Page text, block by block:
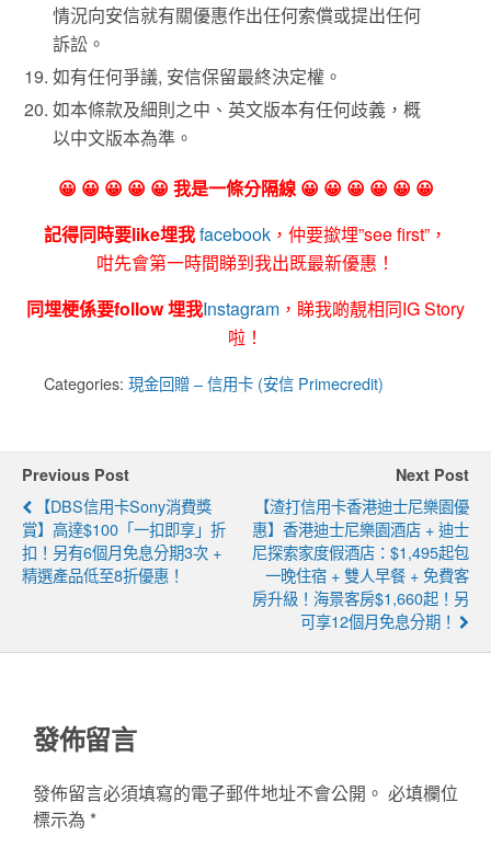
情況向安信就有關優惠作出任何索償或提出任何
訴訟。
如有任何爭議, 安信保留最終決定權。
如本條款及細則之中、英文版本有任何歧義，概
以中文版本為準。
😀 😀 😀 😀 😀 我是一條分隔線 😀 😀 😀 😀 😀 😀
記得同時要like埋我facebook ，仲要撳埋”see first”，
咁先會第一時間睇到我出既最新優惠！
同埋梗係要follow 埋我Instagram ，睇我啲靚相同IG Story
啦！
Categories: 現金回贈 – 信用卡 (安信 Primecredit)
Previous Post
【DBS信用卡Sony消費獎
賞】高達$100「一扣即享」折
扣！另有6個月免息分期3次 +
精選產品低至8折優惠！
Next Post
【渣打信用卡香港迪士尼樂園優
惠】香港迪士尼樂園酒店 + 迪士
尼探索家度假酒店：$1,495起包
一晚住宿 + 雙人早餐 + 免費客
房升級！海景客房$1,660起！另
可享12個月免息分期！
發佈留言
發佈留言必須填寫的電子郵件地址不會公開。 必填欄位
標示為 *